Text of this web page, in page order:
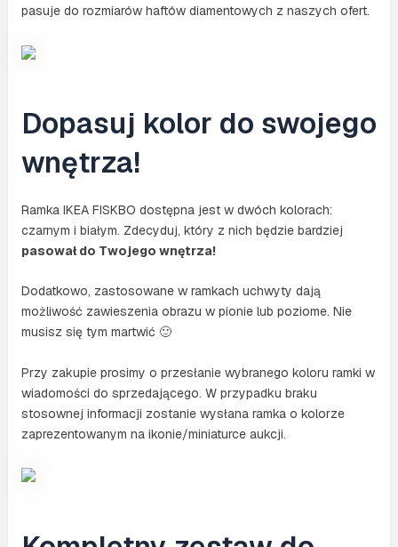
pasuje do rozmiarów haftów diamentowych z naszych ofert.
Dopasuj kolor do swojego
wnętrza!
Ramka IKEA FISKBO dostępna jest w dwóch kolorach:
czarnym i białym. Zdecyduj, który z nich będzie bardziej
pasował do Twojego wnętrza!
Dodatkowo, zastosowane w ramkach uchwyty dają
możliwość zawieszenia obrazu w pionie lub poziome. Nie
musisz się tym martwić 🙂
Przy zakupie prosimy o przesłanie wybranego koloru ramki w
wiadomości do sprzedającego. W przypadku braku
stosownej informacji zostanie wysłana ramka o kolorze
zaprezentowanym na ikonie/miniaturce aukcji.